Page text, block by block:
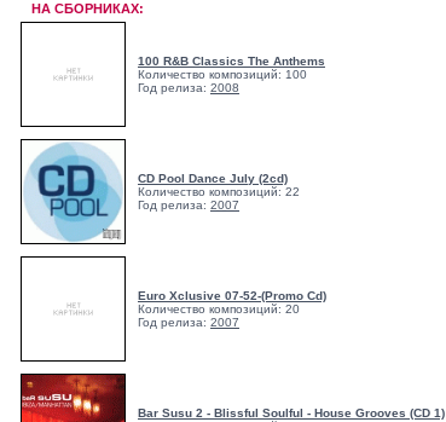
НА СБОРНИКАХ:
100 R&B Classics The Anthems
Количество композиций: 100
Год релиза: 2008
CD Pool Dance July (2cd)
Количество композиций: 22
Год релиза: 2007
Euro Xclusive 07-52-(Promo Cd)
Количество композиций: 20
Год релиза: 2007
Bar Susu 2 - Blissful Soulful - House Grooves (CD 1)